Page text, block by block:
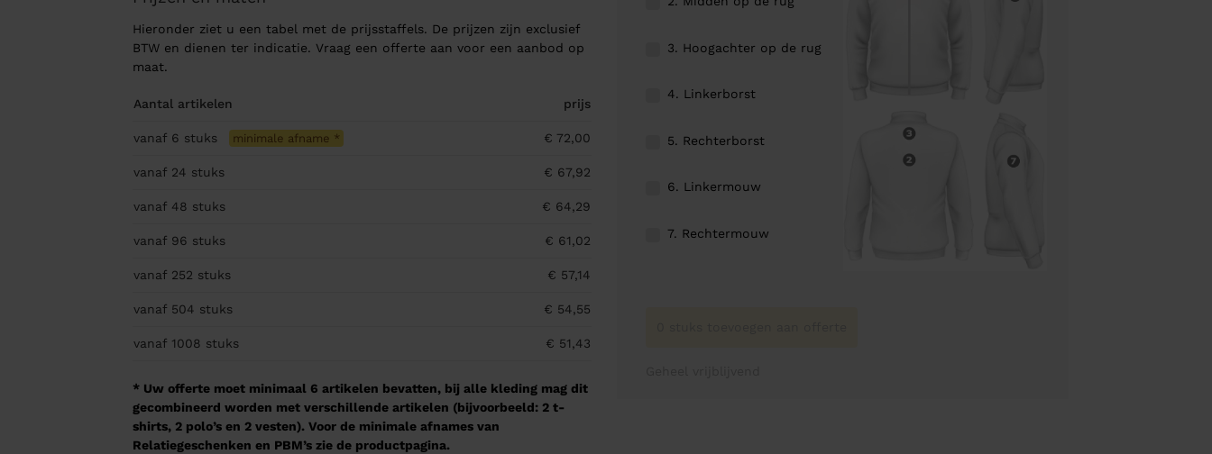
Hieronder ziet u een tabel met de prijsstaffels. De prijzen zijn exclusief
BTW en dienen ter indicatie. Vraag een offerte aan voor een aanbod op
maat.
Aantal artikelen prijs
vanaf 6 stuks minimale afname * € 72,00
vanaf 24 stuks € 67,92
vanaf 48 stuks € 64,29
vanaf 96 stuks € 61,02
vanaf 252 stuks € 57,14
vanaf 504 stuks € 54,55
vanaf 1008 stuks € 51,43
* Uw offerte moet minimaal 6 artikelen bevatten, bij alle kleding mag dit
gecombineerd worden met verschillende artikelen (bijvoorbeeld: 2 t-
shirts, 2 polo’s en 2 vesten). Voor de minimale afnames van
Relatiegeschenken en PBM’s zie de productpagina.
3. Hoogachter op de rug
4. Linkerborst
5. Rechterborst
6. Linkermouw
7. Rechtermouw